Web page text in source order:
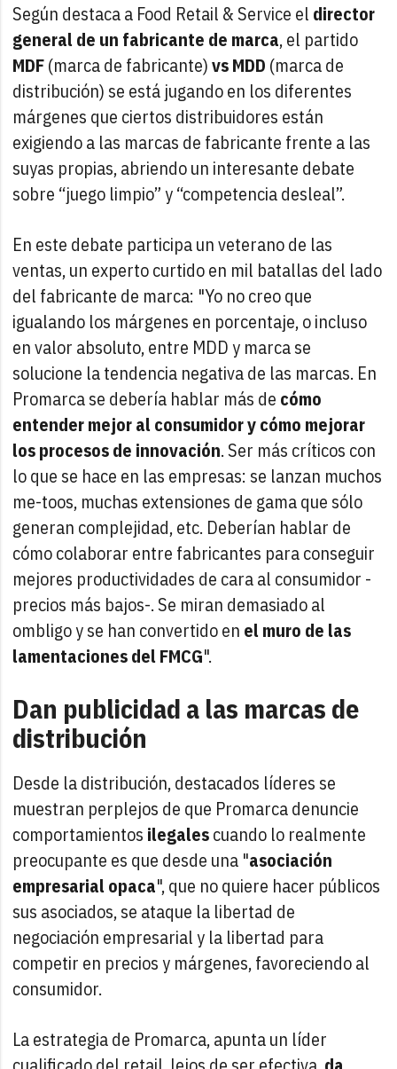
Según destaca a Food Retail & Service el director
general de un fabricante de marca, el partido
MDF(marca de fabricante)vs MDD (marca de
distribución) se está jugando en los diferentes
márgenes que ciertos distribuidores están
exigiendo a las marcas de fabricante frente a las
suyas propias, abriendo un interesante debate
sobre “juego limpio” y “competencia desleal”.
En este debate participa un veterano de las
ventas, un experto curtido en mil batallas del lado
del fabricante de marca: "Yo no creo que
igualando los márgenes en porcentaje, o incluso
en valor absoluto, entre MDD y marca se
solucione la tendencia negativa de las marcas. En
Promarca se debería hablar más de cómo
entender mejor al consumidor y cómo mejorar
los procesos de innovación. Ser más críticos con
lo que se hace en las empresas: se lanzan muchos
me-toos, muchas extensiones de gama que sólo
generan complejidad, etc. Deberían hablar de
cómo colaborar entre fabricantes para conseguir
mejores productividades de cara al consumidor -
precios más bajos-. Se miran demasiado al
ombligo y se han convertido en el muro de las
lamentaciones del FMCG".
Dan publicidad a las marcas de
distribución
Desde la distribución, destacados líderes se
muestran perplejos de que Promarca denuncie
comportamientos ilegalescuando lo realmente
preocupante es que desde una "asociación
empresarial opaca", que no quiere hacer públicos
sus asociados, se ataque la libertad de
negociación empresarial y la libertad para
competir en precios y márgenes, favoreciendo al
consumidor.
La estrategia de Promarca, apunta un líder